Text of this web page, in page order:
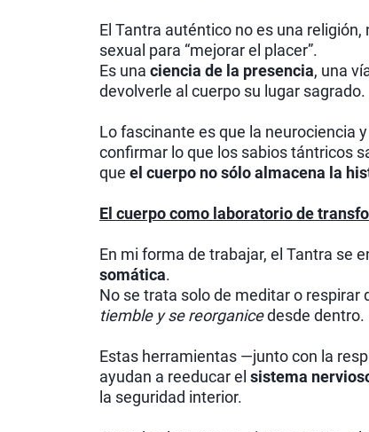
El Tantra auténtico no es una
sexual para “mejorar el placer”.
Es una ciencia de la presencia, una
devolverle al cuerpo su lugar sagrado.
Lo fascinante es que la neurociencia
confirmar lo que los sabios tántricos
que el cuerpo no sólo almacena la
El cuerpo como laboratorio de
En mi forma de trabajar, el Tantra se
somática.
No se trata solo de meditar o
tiemble y se reorganicedesde dentro.
Estas herramientas —junto con la
ayudan a reeducar el sistema
la seguridad interior.